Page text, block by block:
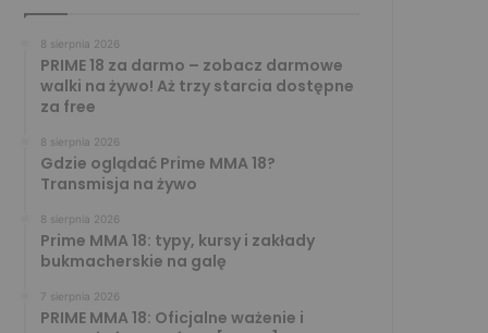
8 sierpnia 2026
PRIME 18 za darmo – zobacz darmowe
walki na żywo! Aż trzy starcia dostępne
za free
8 sierpnia 2026
Gdzie oglądać Prime MMA 18?
Transmisja na żywo
8 sierpnia 2026
Prime MMA 18: typy, kursy i zakłady
bukmacherskie na galę
7 sierpnia 2026
PRIME MMA 18: Oficjalne ważenie i